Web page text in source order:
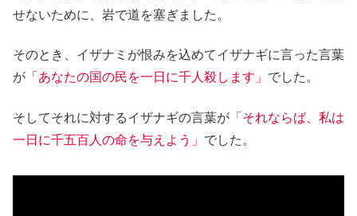
せないために、岩で道を塞ぎました。
そのとき、イザナミが恨みを込めてイザナギに言った言葉
が 「あなたの国の民を一日に千人殺します」 でした。
そしてそれに対するイザナギの言葉が 「それならば、私は
一日に千五百人の命を与えよう」 でした。